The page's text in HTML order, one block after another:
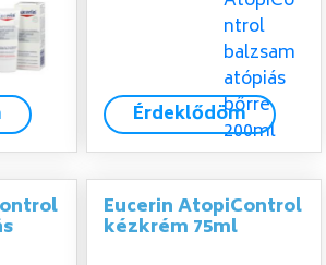
Érdeklődöm
Eucerin AtopiControl
kézkrém 75ml